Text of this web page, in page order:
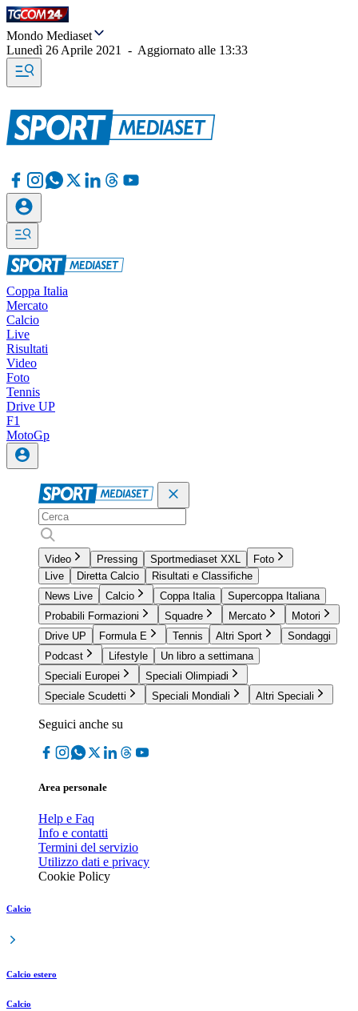
Mondo Mediaset
Lunedì 26 Aprile 2021
- Aggiornato alle 13:33
Coppa Italia
Mercato
Calcio
Live
Risultati
Video
Foto
Tennis
Drive UP
F1
MotoGp
Video Pressing Sportmediaset XXL
Foto
Live
Diretta Calcio
Risultati e Classifiche
News Live
Calcio Coppa Italia
Supercoppa Italiana
Probabili Formazioni
Squadre Mercato
Motori
Drive UP
Formula E Tennis Altri Sport
Sondaggi
Podcast
Lifestyle
Un libro a settimana
Speciali Europei
Speciali Olimpiadi
Speciale Scudetti
Speciali Mondiali Altri Speciali
Seguici anche su
Area personale
Help e Faq
Info e contatti
Termini del servizio
Utilizzo dati e privacy
Cookie Policy
Calcio
Calcio estero
Calcio